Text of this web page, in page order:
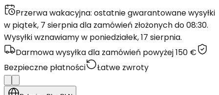
Przerwa wakacyjna: ostatnie gwarantowane wysyłki
w piątek, 7 sierpnia dla zamówień złożonych do 08:30.
Wysyłki wznawiamy w poniedziałek, 17 sierpnia.
Darmowa wysyłka dla zamówień powyżej 150 €
Bezpieczne płatności
Łatwe zwroty